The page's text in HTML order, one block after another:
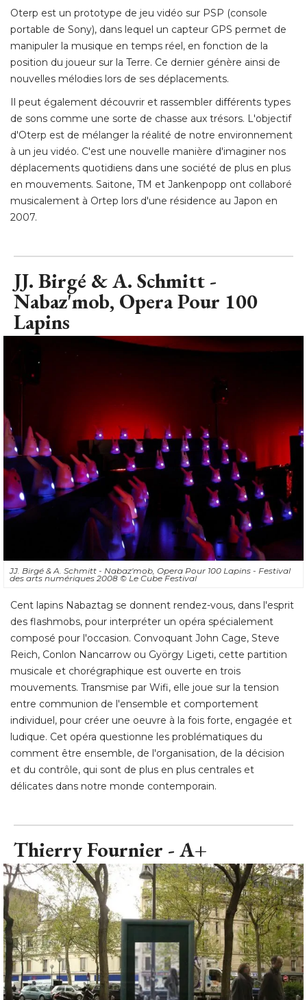
Oterp est un prototype de jeu vidéo sur PSP (console
portable de Sony), dans lequel un capteur GPS permet de
manipuler la musique en temps réel, en fonction de la
position du joueur sur la Terre. Ce dernier génère ainsi de
nouvelles mélodies lors de ses déplacements.
Il peut également découvrir et rassembler différents types
de sons comme une sorte de chasse aux trésors. L'objectif
d'Oterp est de mélanger la réalité de notre environnement
à un jeu vidéo. C'est une nouvelle manière d'imaginer nos
déplacements quotidiens dans une société de plus en plus
en mouvements. Saitone, TM et Jankenpopp ont collaboré
musicalement à Ortep lors d'une résidence au Japon en
2007.
JJ. Birgé & A. Schmitt -
Nabaz'mob, Opera Pour 100
Lapins
JJ. Birgé & A. Schmitt - Nabaz'mob, Opera Pour 100 Lapins - Festival
des arts numériques 2008 © Le Cube Festival
Cent lapins Nabaztag se donnent rendez-vous, dans l'esprit
des flashmobs, pour interpréter un opéra spécialement
composé pour l'occasion. Convoquant John Cage, Steve
Reich, Conlon Nancarrow ou György Ligeti, cette partition
musicale et chorégraphique est ouverte en trois
mouvements. Transmise par Wifi, elle joue sur la tension
entre communion de l'ensemble et comportement
individuel, pour créer une oeuvre à la fois forte, engagée et
ludique. Cet opéra questionne les problématiques du
comment être ensemble, de l'organisation, de la décision
et du contrôle, qui sont de plus en plus centrales et
délicates dans notre monde contemporain.
Thierry Fournier - A+